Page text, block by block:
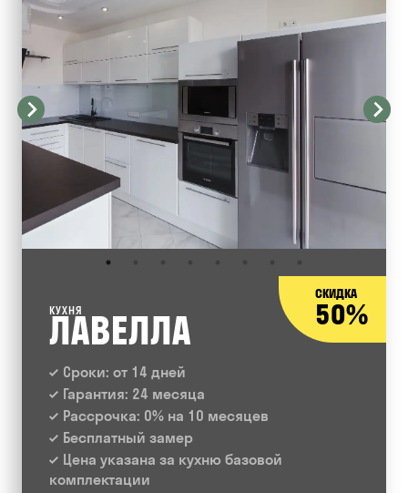
СКИДКА
50%
КУХНЯ
ЛАВЕЛЛА
Сроки: от 14 дней
Гарантия: 24 месяца
Рассрочка: 0% на 10 месяцев
Бесплатный замер
Цена указана за кухню базовой
комплектации